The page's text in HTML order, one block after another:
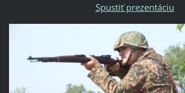
Spustiť prezentáciu